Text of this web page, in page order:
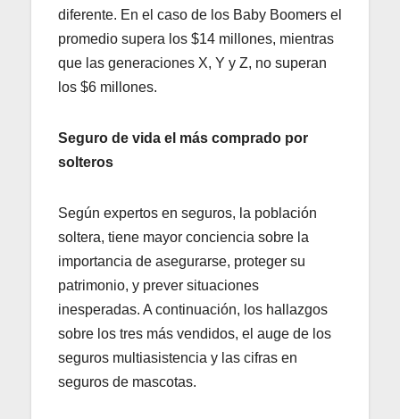
diferente. En el caso de los Baby Boomers el
promedio supera los $14 millones, mientras
que las generaciones X, Y y Z, no superan
los $6 millones.
Seguro de vida el más comprado por
solteros
Según expertos en seguros, la población
soltera, tiene mayor conciencia sobre la
importancia de asegurarse, proteger su
patrimonio, y prever situaciones
inesperadas. A continuación, los hallazgos
sobre los tres más vendidos, el auge de los
seguros multiasistencia y las cifras en
seguros de mascotas.